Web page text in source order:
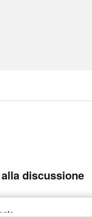
discussione